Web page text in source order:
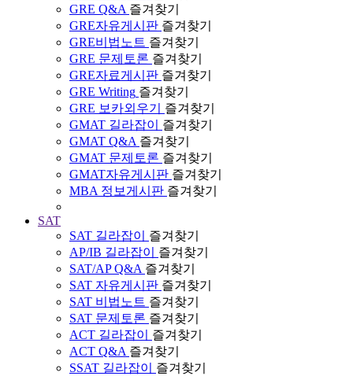
GRE Q&A 즐겨찾기
GRE자유게시판 즐겨찾기
GRE비법노트 즐겨찾기
GRE 문제토론 즐겨찾기
GRE자료게시판 즐겨찾기
GRE Writing 즐겨찾기
GRE 보카외우기
즐겨찾기
GMAT 길라잡이
즐겨찾기
GMAT Q&A 즐겨찾기
GMAT 문제토론 즐겨찾기
GMAT자유게시판 즐겨찾기
MBA 정보게시판 즐겨찾기
SAT
SAT 길라잡이
즐겨찾기
AP/IB 길라잡이
즐겨찾기
SAT/AP Q&A 즐겨찾기
SAT 자유게시판 즐겨찾기
SAT 비법노트 즐겨찾기
SAT 문제토론 즐겨찾기
ACT 길라잡이
즐겨찾기
ACT Q&A 즐겨찾기
SSAT 길라잡이
즐겨찾기